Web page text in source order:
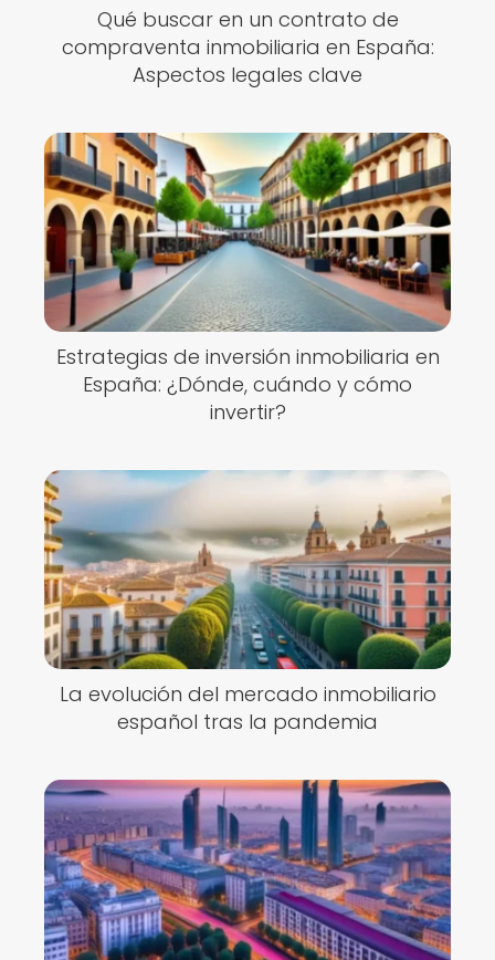
Qué buscar en un contrato de
compraventa inmobiliaria en España:
Aspectos legales clave
Estrategias de inversión inmobiliaria en
España: ¿Dónde, cuándo y cómo
invertir?
La evolución del mercado inmobiliario
español tras la pandemia